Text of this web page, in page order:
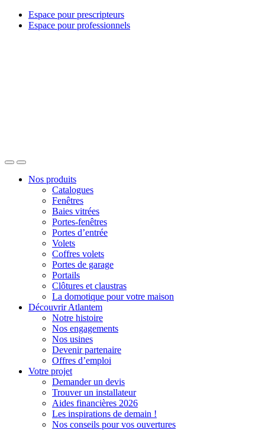
Espace pour prescripteurs
Espace pour professionnels
Nos produits
Catalogues
Fenêtres
Baies vitrées
Portes-fenêtres
Portes d’entrée
Volets
Coffres volets
Portes de garage
Portails
Clôtures et claustras
La domotique pour votre maison
Découvrir Atlantem
Notre histoire
Nos engagements
Nos usines
Devenir partenaire
Offres d’emploi
Votre projet
Demander un devis
Trouver un installateur
Aides financières 2026
Les inspirations de demain !
Nos conseils pour vos ouvertures